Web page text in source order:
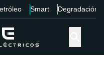
Smart Degradación